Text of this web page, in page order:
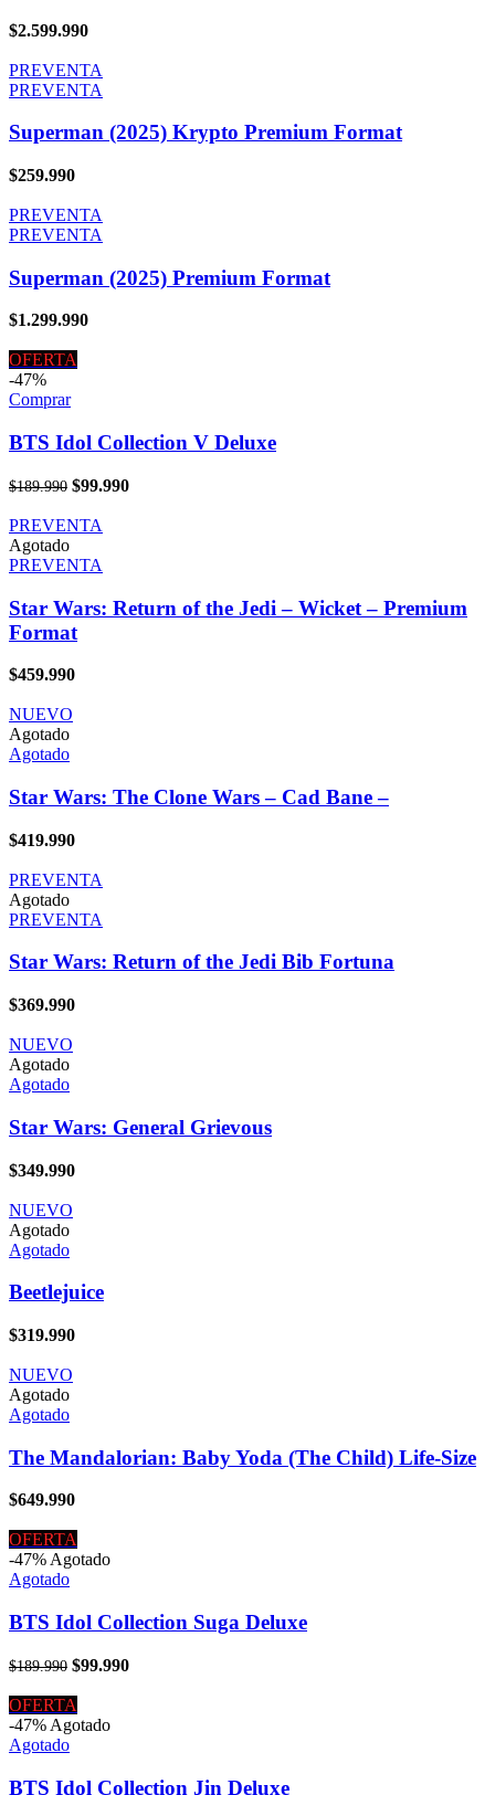
$2.599.990
PREVENTA
PREVENTA
Superman (2025) Krypto Premium Format
$259.990
PREVENTA
PREVENTA
Superman (2025) Premium Format
$1.299.990
OFERTA
-47%
Comprar
BTS Idol Collection V Deluxe
$189.990 El
original
$189.990.
$99.990El
PREVENTA
Agotado
PREVENTA
Star Wars: Return of the Jedi – Wicket – Premium
Format
$459.990
NUEVO
Agotado
Agotado
Star Wars: The Clone Wars – Cad Bane –
$419.990
PREVENTA
Agotado
PREVENTA
Star Wars: Return of the Jedi Bib Fortuna
$369.990
NUEVO
Agotado
Agotado
Star Wars: General Grievous
$349.990
NUEVO
Agotado
Agotado
Beetlejuice
$319.990
NUEVO
Agotado
Agotado
The Mandalorian: Baby Yoda (The Child) Life-Size
$649.990
OFERTA
-47%Agotado
Agotado
BTS Idol Collection Suga Deluxe
$189.990 El
original
era:
$99.990El
OFERTA
-47% Agotado
Agotado
BTS Idol Collection Jin Deluxe